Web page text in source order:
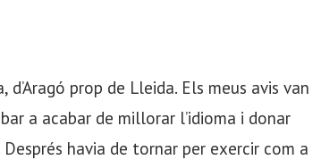
d’Aragó prop de Lleida. Els meus avis van
a acabar de millorar l’idioma i donar
havia de tornar per exercir com a